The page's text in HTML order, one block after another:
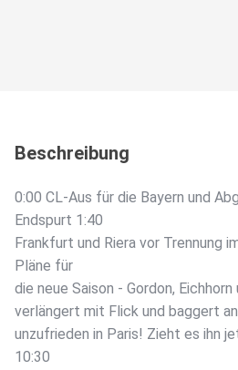
Beschreibung
0:00 CL-Aus für die Bayern und
Endspurt 1:40
Frankfurt und Riera vor Trennung
Pläne für
die neue Saison - Gordon,
verlängert mit Flick und baggert
unzufrieden in Paris! Zieht es ihn
10:30